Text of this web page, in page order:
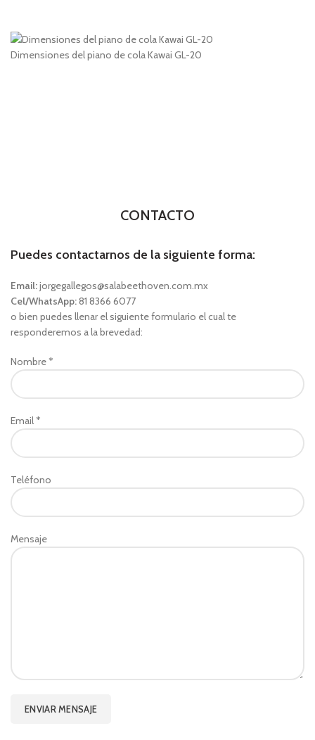
Dimensiones del piano de cola Kawai GL-20
CONTACTO
Puedes contactarnos de la siguiente forma:
Email:jorgegallegos@salabeethoven.com.mx
Cel/WhatsApp:81 8366 6077
o bien puedes llenar el siguiente formulario el cual te
responderemos a la brevedad:
Nombre *
Email *
Teléfono
Mensaje